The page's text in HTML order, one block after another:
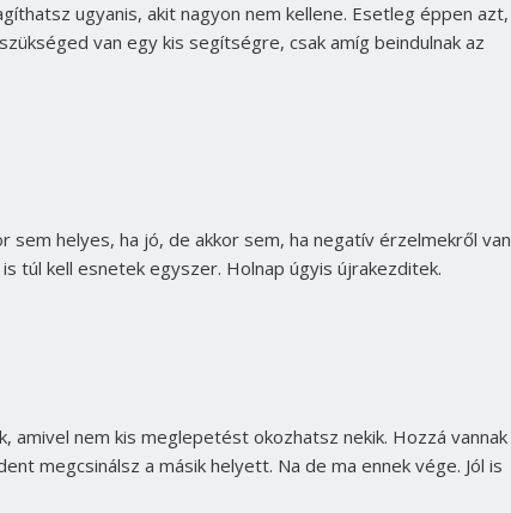
ugyanis, akit nagyon nem kellene. Esetleg éppen azt,
van egy kis segítségre, csak amíg beindulnak az
helyes, ha jó, de akkor sem, ha negatív érzelmekről van
túl kell esnetek egyszer. Holnap úgyis újrakezditek.
amivel nem kis meglepetést okozhatsz nekik. Hozzá vannak
megcsinálsz a másik helyett. Na de ma ennek vége. Jól is